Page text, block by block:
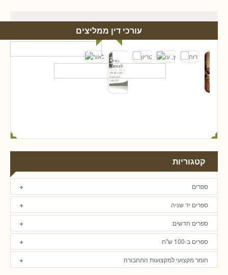
עורכי דין ממליצים
קטגוריות
ספרים
ספרים יד שניה
ספרים חדשים
ספרים ב-100 ש"ח
חומר מקצועי למקצועות התחבורה